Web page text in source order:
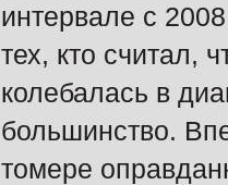
интервале с
тех, кто считал,
колебалась в
большинство.
томере